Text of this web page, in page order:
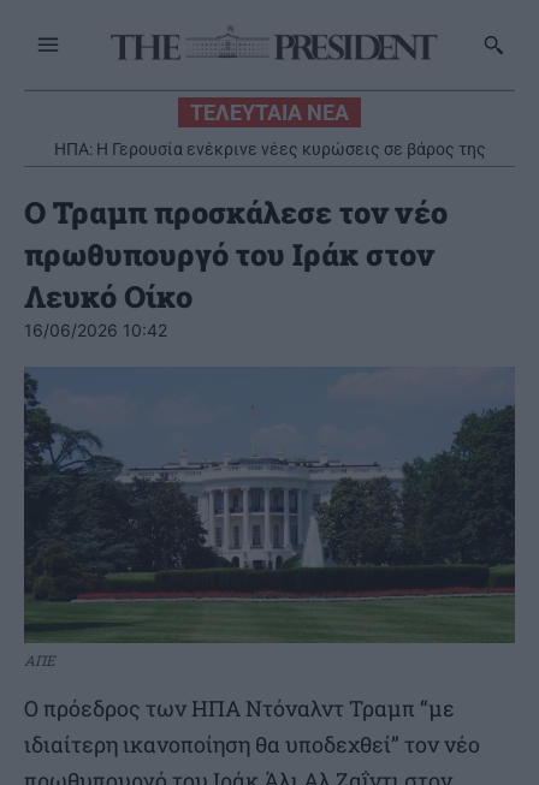
ΤΕΛΕΥΤΑΙΑ ΝΕΑ
ΗΠΑ: Η Γερουσία ενέκρινε νέες κυρώσεις σε βάρος της
Ρωσίας
O Τραμπ προσκάλεσε τον vέο
πρωθυπουργό του Ιράκ στον
Λευκό Οίκο
16/06/2026 10:42
ΑΠΕ
Ο πρόεδρος των ΗΠΑ Ντόναλντ Τραμπ “με
ιδιαίτερη ικανοποίηση θα υποδεχθεί” τον νέο